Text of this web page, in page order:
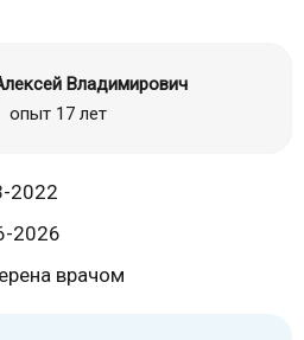
Владимирович
опыт 17 лет
2022
2026
врачом